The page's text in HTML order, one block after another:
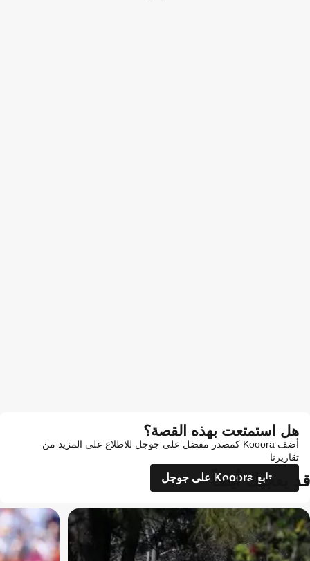
هل استمتعت بهذه القصة؟
أضف Kooora كمصدر مفضل على جوجل للاطلاع على المزيد من
تقاريرنا
تابع Kooora على جوجل
قد يعجبك أيضاً